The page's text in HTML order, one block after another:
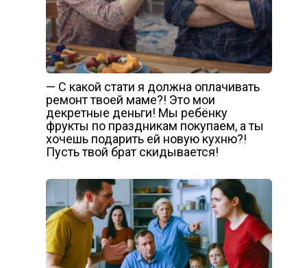
— С какой стати я должна оплачивать
ремонт твоей маме?! Это мои
декретные деньги! Мы ребёнку
фрукты по праздникам покупаем, а ты
хочешь подарить ей новую кухню?!
Пусть твой брат скидывается!